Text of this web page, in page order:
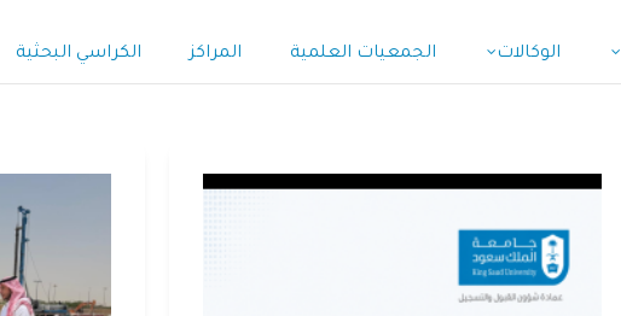
الوكالات الجمعيات العلمية المراكز الكراسي البحثية